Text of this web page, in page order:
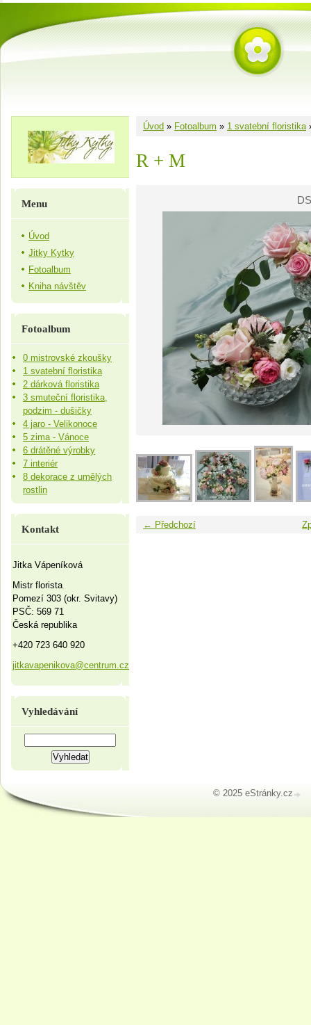
Úvod » Fotoalbum » 1 svatební floristika
R + M
← Předchozí
Menu
Úvod
Jitky Kytky
Fotoalbum
Kniha návštěv
Fotoalbum
0 mistrovské zkoušky
1 svatební floristika
2 dárková floristika
3 smuteční floristika,
podzim - dušičky
4 jaro - Velikonoce
5 zima - Vánoce
6 drátěné výrobky
7 interiér
8 dekorace z umělých
rostlin
Kontakt
Jitka Vápeníková
Mistr florista
Pomezí 303 (okr. Svitavy)
PSČ: 569 71
Česká republika
+420 723 640 920
jitkavapenikova@centrum.cz
Vyhledávání
© 2025 eStránky.cz